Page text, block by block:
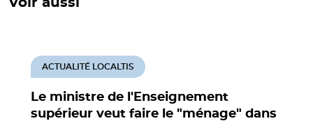
Le ministre de l'Enseignement
supérieur veut faire le "ménage" dans
ACTUALITÉ LOCALTIS